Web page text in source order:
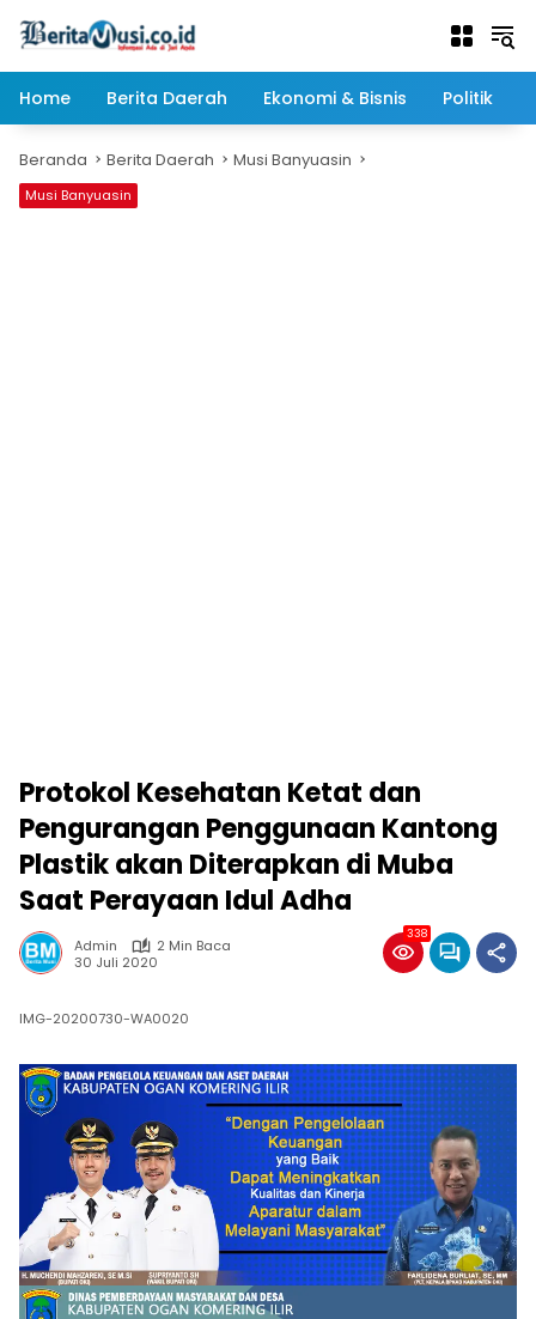
Home
Berita Daerah Ekonomi & Bisnis Politik
Beranda Berita Daerah Musi Banyuasin
Musi Banyuasin
Protokol Kesehatan Ketat dan
Pengurangan Penggunaan Kantong
Plastik akan Diterapkan di Muba
Saat Perayaan Idul Adha
Admin
2 Min Baca
30 Juli 2020
338
IMG-20200730-WA0020